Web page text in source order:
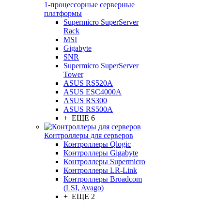
1-процессорные серверные
платформы
Supermicro SuperServer
Rack
MSI
Gigabyte
SNR
Supermicro SuperServer
Tower
ASUS RS520A
ASUS ESC4000A
ASUS RS300
ASUS RS500A
+ ЕЩЕ 6
Контроллеры для серверов
Контроллеры Qlogic
Контроллеры Gigabyte
Контроллеры Supermicro
Контроллеры LR-Link
Контроллеры Broadcom
(LSI, Avago)
+ ЕЩЕ 2